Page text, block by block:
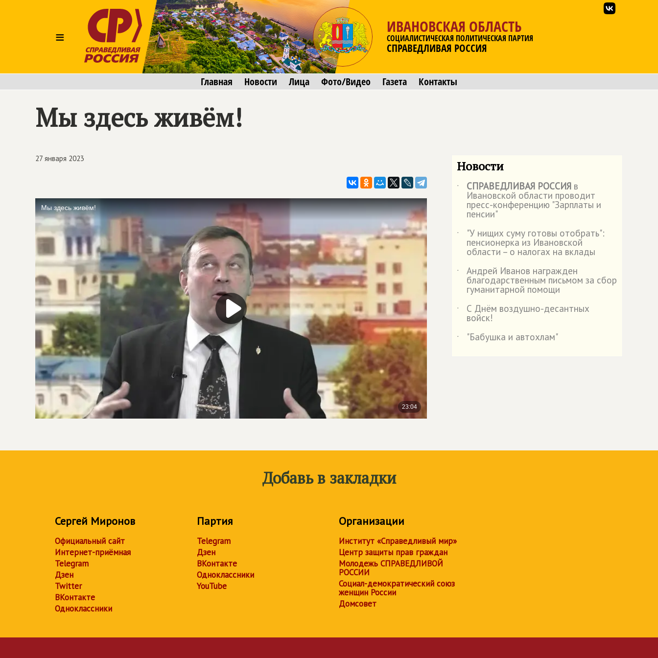
≡
ИВАНОВСКАЯ ОБЛАСТЬ
СОЦИАЛИСТИЧЕСКАЯ ПОЛИТИЧЕСКАЯ ПАРТИЯ
СПРАВЕДЛИВАЯ РОССИЯ
Главная Новости Лица Фото/Видео Газета Контакты
Мы здесь живём!
27 января 2023 Новости
˙ СПРАВЕДЛИВАЯ РОССИЯ в
Ивановской области проводит
пресс-конференцию "Зарплаты и
пенсии"
˙
"У нищих суму готовы отобрать":
пенсионерка из Ивановской
области – о налогах на вклады
˙
Андрей Иванов награжден
благодарственным письмом за сбор
гуманитарной помощи
˙
С Днём воздушно-десантных
войск!
˙
"Бабушка и автохлам"
Добавь в закладки
Сергей Миронов
Официальный сайт
Интернет-приёмная
Telegram
Дзен
Twitter
ВКонтакте
Одноклассники
Партия
Telegram
Дзен
ВКонтакте
Одноклассники
YouTube
Организации
Институт «Справедливый мир»
Центр защиты прав граждан
Молодежь СПРАВЕДЛИВОЙ
РОССИИ
Социал-демократический союз
женщин России
Домсовет